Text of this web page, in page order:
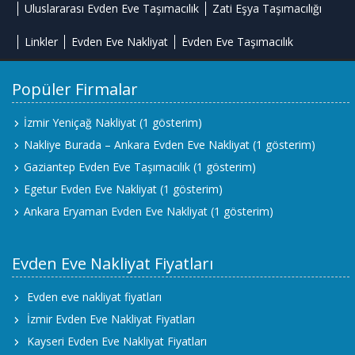
Uluslararası Evden Eve Taşımacılık Zati Eşya Taşımacılığı
Linkler Evden Eve Nakliyat Evden Eve Taşımacılık
Popüler Firmalar
İzmir Yeniçağ Nakliyat (1 gösterim)
Nakliye Burada – Ankara Evden Eve Nakliyat (1 gösterim)
Gaziantep Evden Eve Taşımacılık (1 gösterim)
Egetur Evden Eve Nakliyat (1 gösterim)
Ankara Eryaman Evden Eve Nakliyat (1 gösterim)
Evden Eve Nakliyat Fiyatları
Evden eve nakliyat fiyatları
İzmir Evden Eve Nakliyat Fiyatları
Kayseri Evden Eve Nakliyat Fiyatları